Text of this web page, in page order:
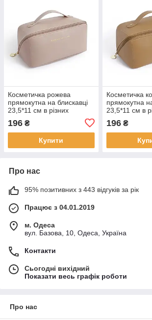
Косметичка рожева
прямокутна на блискавці
23,5*11 см в різних
196 ₴
Купити
Косметичка
прямокутна
23,5*11 см в
196₴
Про нас
95% позитивних з 443 відгуків за рік
Працює з 04.01.2019
м. Одеса
вул. Базова, 10, Одеса, Україна
Контакти
Сьогодні вихідний
Показати весь графік роботи
Про нас